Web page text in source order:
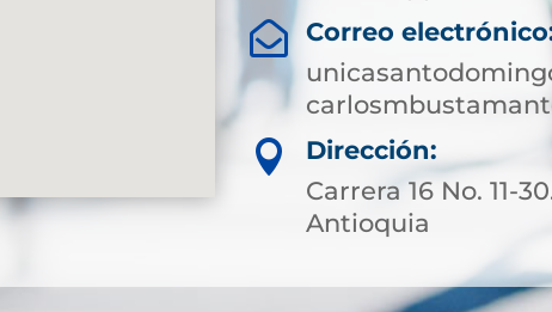

Correo

Dirección:
Carrera 16 No. 11-
Antioquia